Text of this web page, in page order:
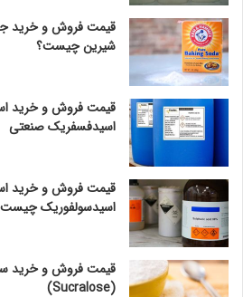
قیمت فروش و خرید
شیرین چیست؟
قیمت فروش و خرید
اسیدفسفریک صنعتی
قیمت فروش و خرید
اسیدسولفوریک
قیمت فروش و خرید
(Sucralose)